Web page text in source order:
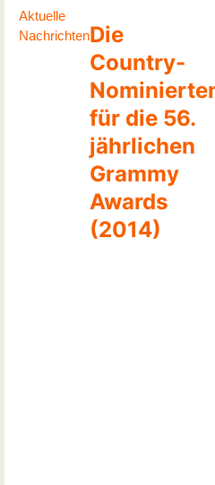
Aktuelle
NachrichtenDie
Country-
für die 56.
jährlichen
Grammy
Awards
(2014)